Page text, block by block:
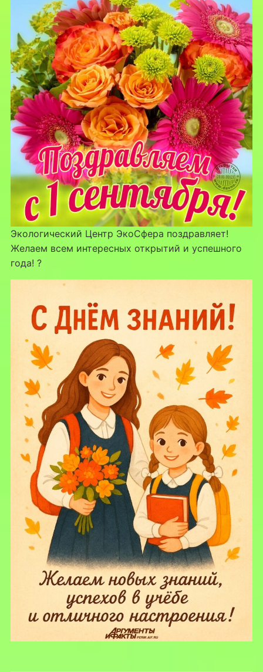
Экологический Центр ЭкоСфера поздравляет!
Желаем всем интересных открытий и успешного
года! ?